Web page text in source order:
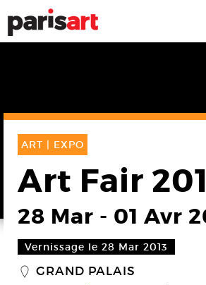
ART | EXPO
Art Fair
28 Mar - 01 Avr
Vernissage le 28 Mar 2013
_ GRAND PALAIS